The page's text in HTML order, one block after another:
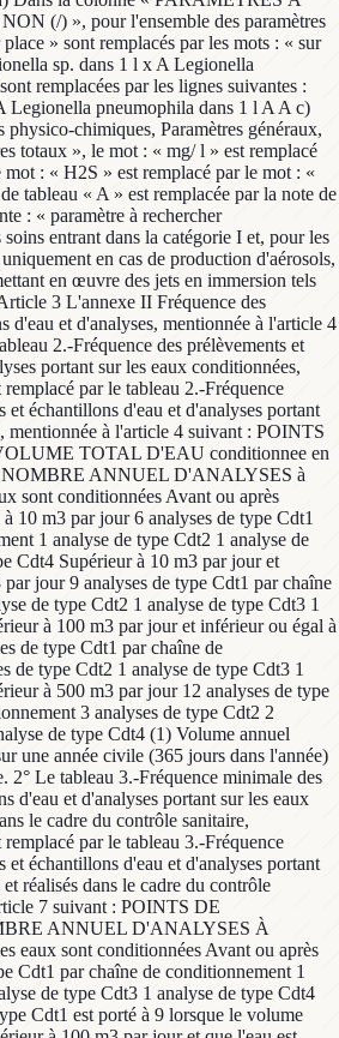
(/) », pour l'ensemble des paramètres
» sont remplacés par les mots : « sur
sp. dans 1 l x A Legionella
remplacées par les lignes suivantes :
Legionella pneumophila dans 1 l A A c)
chimiques, Paramètres généraux,
totaux », le mot : « mg/ l » est remplacé
: « H2S » est remplacé par le mot : «
tableau « A » est remplacée par la note de
: « paramètre à rechercher
entrant dans la catégorie I et, pour les
en cas de production d'aérosols,
en œuvre des jets en immersion tels
3 L'annexe II Fréquence des
d'eau et d'analyses, mentionnée à l'article 4
2.-Fréquence des prélèvements et
portant sur les eaux conditionnées,
par le tableau 2.-Fréquence
et échantillons d'eau et d'analyses portant
mentionnée à l'article 4 suivant : POINTS
TOTAL D'EAU conditionnee en
NOMBRE ANNUEL D'ANALYSES à
sont conditionnées Avant ou après
10 m3 par jour 6 analyses de type Cdt1
1 analyse de type Cdt2 1 analyse de
Cdt4 Supérieur à 10 m3 par jour et
jour 9 analyses de type Cdt1 par chaîne
de type Cdt2 1 analyse de type Cdt3 1
à 100 m3 par jour et inférieur ou égal à
de type Cdt1 par chaîne de
de type Cdt2 1 analyse de type Cdt3 1
à 500 m3 par jour 12 analyses de type
3 analyses de type Cdt2 2
de type Cdt4 (1) Volume annuel
une année civile (365 jours dans l'année)
2° Le tableau 3.-Fréquence minimale des
d'eau et d'analyses portant sur les eaux
le cadre du contrôle sanitaire,
par le tableau 3.-Fréquence
et échantillons d'eau et d'analyses portant
réalisés dans le cadre du contrôle
7 suivant : POINTS DE
ANNUEL D'ANALYSES À
eaux sont conditionnées Avant ou après
Cdt1 par chaîne de conditionnement 1
de type Cdt3 1 analyse de type Cdt4
Cdt1 est porté à 9 lorsque le volume